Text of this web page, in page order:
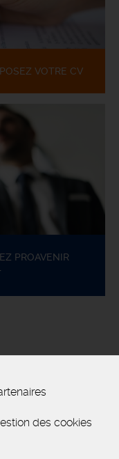
VOTRE CV
PROAVENIR
des cookies